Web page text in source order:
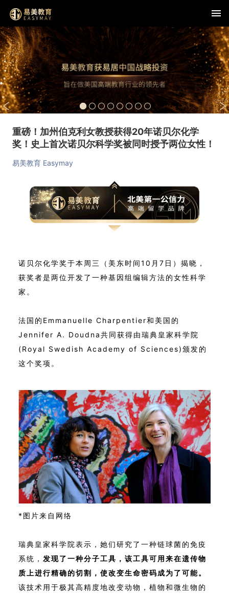
重磅！加州伯克利女教授获得20年诺贝尔化学
奖！史上首次诺贝尔科学奖被同时授予两位女性！
易美教育 Easymay
诺贝尔化学奖于本周三（美东时间10月7日）揭晓，
获奖者是两位开发了一种基因组编辑方法的女性科学
家。
法国的Emmanuelle Charpentier和美国的
Jennifer A. Doudna共同获得由瑞典皇家科学院
(Royal Swedish Academy of Sciences)颁发的
这个奖项。
*图片来自网络
瑞典皇家科学院表示，她们研究了一种链球菌的免疫
系统， 发现了一种分子工具，该工具可用来在遗传物
质上进行精确的切割，使改变生命密码成为了可能。
该技术用于极其高精度地改变动物，植物和微生物的